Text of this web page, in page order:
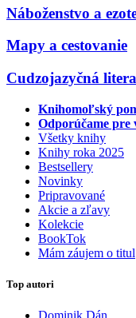
Náboženstvo a
Mapy a cestovanie
Cudzojazyčná
Knihomoľský
Odporúčame pre
Všetky knihy
Knihy roka 2025
Bestsellery
Novinky
Pripravované
Akcie a zľavy
Kolekcie
BookTok
Mám záujem o titul
Top autori